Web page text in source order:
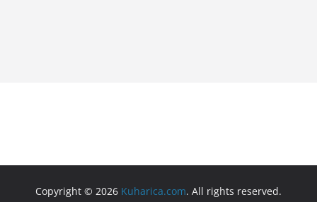
Copyright © 2026 Kuharica.com. All rights reserved.